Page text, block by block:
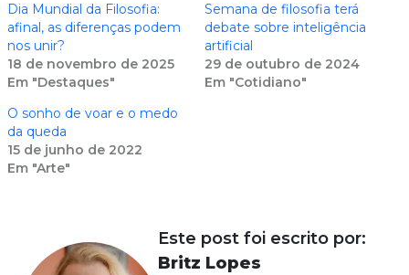
Dia Mundial da Filosofia:
afinal, as diferenças podem
nos unir?
18 de novembro de 2025
Em "Destaques"
Semana de filosofia terá
debate sobre inteligência
artificial
29 de outubro de 2024
Em "Cotidiano"
O sonho de voar e o medo
da queda
15 de junho de 2022
Em "Arte"
Este post foi escrito por:
Britz Lopes